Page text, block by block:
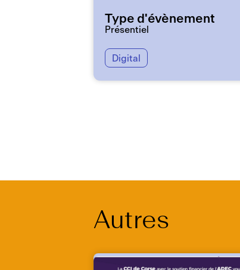
Type d'évènement
Présentiel
Digital
Autres